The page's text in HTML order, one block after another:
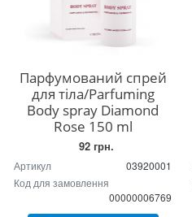
Парфумований спрей
для тіла/Parfuming
Body spray Diamond
Rose 150 ml
92 грн.
Артикул
03920001
Код для замовлення
00000006769